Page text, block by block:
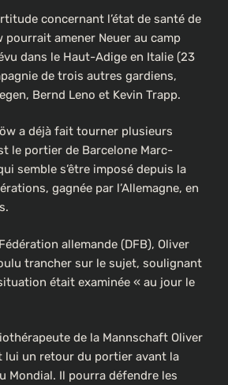
concernant l’état de santé de
pourrait amener Neuer au camp
dans le Haut-Adige en Italie (23
de trois autres gardiens,
Bernd Leno et Kevin Trapp.
a déjà fait tourner plusieurs
le portier de Barcelone Marc-
semble s’être imposé depuis la
gagnée par l’Allemagne, en
allemande (DFB), Oliver
trancher sur le sujet, soulignant
était examinée « au jour le
de la Mannschaft Oliver
lui un retour du portier avant la
Mondial. Il pourra défendre les